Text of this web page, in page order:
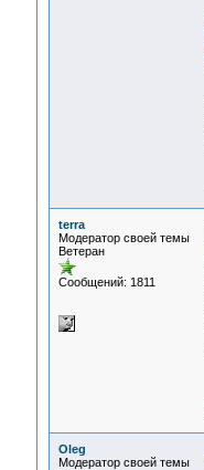
terra
Модератор своей темы
Ветеран
Сообщений: 1811
Oleg
Модератор своей темы